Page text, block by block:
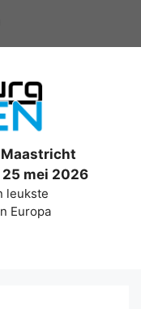
Maastricht
mei 2026
leukste
Europa